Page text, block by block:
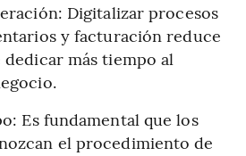
Digitalizar procesos
y facturación reduce
más tiempo al
Es fundamental que los
el procedimiento de